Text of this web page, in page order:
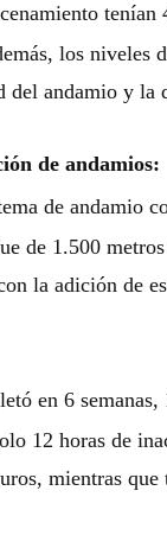
los niveles
del andamio y la
de andamios:
de andamio
de 1.500
la adición de
en 6
12 horas de
mientras